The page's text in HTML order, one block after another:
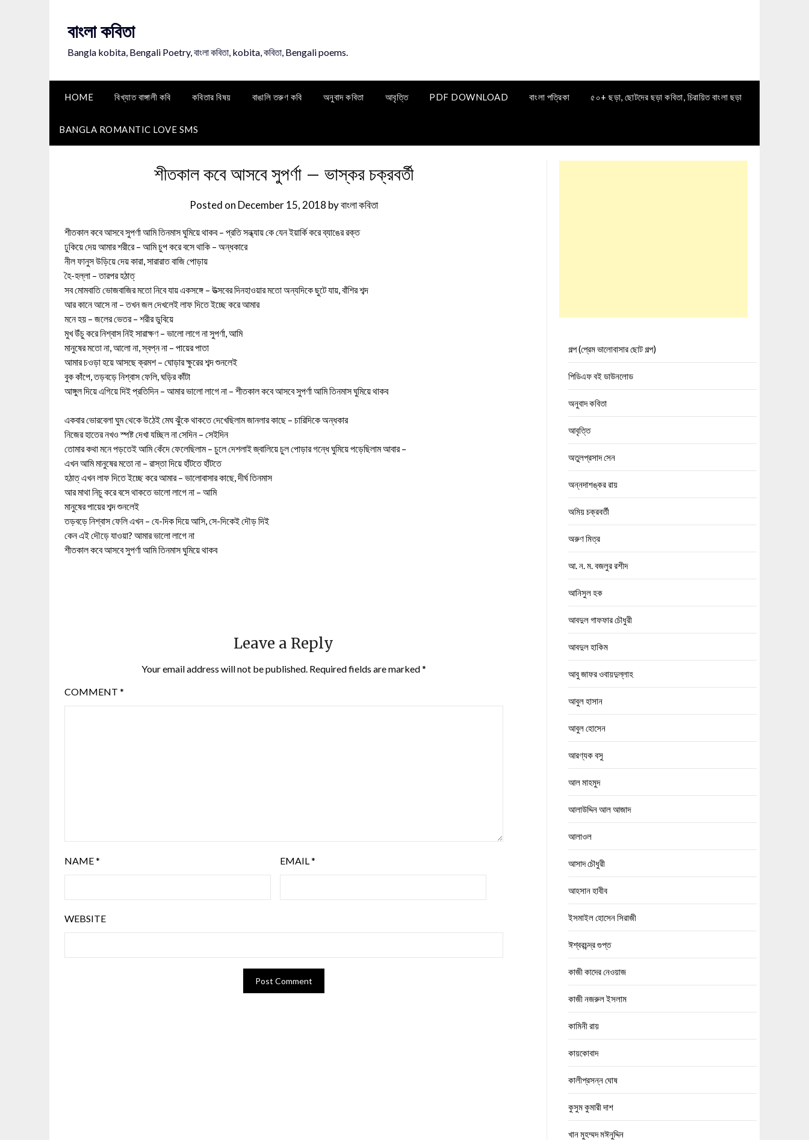
বাংলা কবিতা
Bangla kobita, Bengali Poetry, বাংলা কবিতা, kobita, কবিতা, Bengali poems.
HOME বিখ্যাত বাঙ্গালী কবি কবিতার বিষয় বাঙালি তরুণ কবি অনুবাদ কবিতা আবৃত্তি PDF DOWNLOAD বাংলা পত্রিকা ৫০+ ছড়া, ছোটদের ছড়া কবিতা, চিরায়িত বাংলা ছড়া
BANGLA ROMANTIC LOVE SMS
শীতকাল কবে আসবে সুপর্ণা – ভাস্কর চক্রবর্তী
Posted on December 15, 2018 byবাংলা কবিতা
শীতকাল কবে আসবে সুপর্ণা আমি তিনমাস ঘুমিয়ে থাকব – প্রতি সন্ধ্যায় কে যেন ইয়ার্কি করে ব্যাঙের রক্ত
ঢুকিয়ে দেয় আমার শরীরে – আমি চুপ করে বসে থাকি – অন্ধকারে
নীল ফানুস উড়িয়ে দেয় কারা, সারারাত বাজি পোড়ায়
হৈ-হল্লা – তারপর হঠাত্
সব মোমবাতি ভোজবাজির মতো নিবে যায় একসঙ্গে – উত্সবের দিনহাওয়ার মতো অন্যদিকে ছুটে যায়, বাঁশির শব্দ
আর কানে আসে না – তখন জল দেখলেই লাফ দিতে ইচ্ছে করে আমার
মনে হয় – জলের ভেতর – শরীর ডুবিয়ে
মুখ উঁচু করে নিশ্বাস নিই সারাক্ষণ – ভালো লাগে না সুপর্ণা, আমি
মানুষের মতো না, আলো না, স্বপ্ন না – পায়ের পাতা
আমার চওড়া হয়ে আসছে ক্রমশ – ঘোড়ার ক্ষুরের শব্দ শুনলেই
বুক কাঁপে, তড়বড়ে নিশ্বাস ফেলি, ঘড়ির কাঁটা
আঙ্গুল দিয়ে এগিয়ে দিই প্রতিদিন – আমার ভালো লাগে না – শীতকাল কবে আসবে সুপর্ণা আমি তিনমাস ঘুমিয়ে থাকব
একবার ভোরবেলা ঘুম থেকে উঠেই মেঘ ঝুঁকে থাকতে দেখেছিলাম জানলার কাছে – চারিদিকে অন্ধকার
নিজের হাতের নখও স্পষ্ট দেখা যচ্ছিল না সেদিন – সেইদিন
তোমার কথা মনে পড়তেই আমি কেঁদে ফেলেছিলাম – চুলে দেশলাই জ্বালিয়ে চুল পোড়ার গন্ধে ঘুমিয়ে পড়েছিলাম আবার –
এখন আমি মানুষের মতো না – রাস্তা দিয়ে হাঁটতে হাঁটতে
হঠাত্ এখন লাফ দিতে ইচ্ছে করে আমার – ভালোবাসার কাছে, দীর্ঘ তিনমাস
আর মাথা নিচু করে বসে থাকতে ভালো লাগে না – আমি
মানুষের পায়ের শব্দ শুনলেই
তড়বড়ে নিশ্বাস ফেলি এখন – যে-দিক দিয়ে আসি, সে-দিকেই দৌড় দিই
কেন এই দৌড়ে যাওয়া? আমার ভালো লাগে না
শীতকাল কবে আসবে সুপর্ণা আমি তিনমাস ঘুমিয়ে থাকব
Leave a Reply
Your email address will not be published. Required fields are marked*
COMMENT *
NAME* EMAIL*
WEBSITE
গল্প (প্রেম ভালোবাসার ছোট গল্প)
পিডিএফ বই ডাউনলোড
অনুবাদ কবিতা
আবৃত্তি
অতুলপ্রসাদ সেন
অন্নদাশঙ্কর রায়
অমিয় চক্রবর্তী
অরুণ মিত্র
আ. ন. ম. বজলুর রশীদ
আনিসুল হক
আবদুল গাফফার চৌধুরী
আবদুল হাকিম
আবু জাফর ওবায়দুল্লাহ
আবুল হাসান
আবুল হোসেন
আরণ্যক বসু
আল মাহমুদ
আলাউদ্দিন আল আজাদ
আলাওল
আসাদ চৌধুরী
আহসান হাবীব
ইসমাইল হোসেন সিরাজী
ঈশ্বরচন্দ্র গুপ্ত
কাজী কাদের নেওয়াজ
কাজী নজরুল ইসলাম
কামিনী রায়
কায়কোবাদ
কালীপ্রসন্ন ঘোষ
কুসুম কুমারী দাশ
খান মুহম্মদ মঈনুদ্দিন